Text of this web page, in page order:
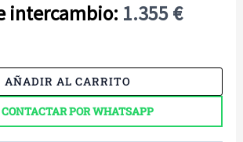
1.355€
AÑADIR AL CARRITO
CONTACTAR POR WHATSAPP